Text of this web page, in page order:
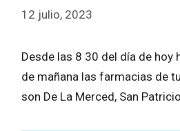
12 julio, 2023
Desde las 8 30 del día de hoy
de mañana las farmacias de
son De La Merced, San